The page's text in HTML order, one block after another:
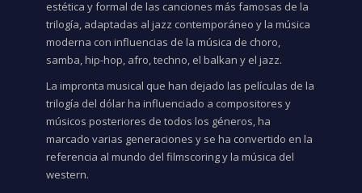
estética y formal de las canciones más famosas de la
trilogía, adaptadas al jazz contemporáneo y la música
moderna con influencias de la música de choro,
samba, hip-hop, afro, techno, el balkan y el jazz.
La impronta musical que han dejado las películas de la
trilogía del dólar ha influenciado a compositores y
músicos posteriores de todos los géneros, ha
marcado varias generaciones y se ha convertido en la
referencia al mundo del filmscoring y la música del
western.